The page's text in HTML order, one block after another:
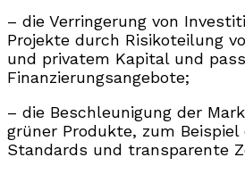
– die Verringerung von
Projekte durch Risikoteilung
und privatem Kapital und
Finanzierungsangebote;
– die Beschleunigung der
grüner Produkte, zum
Standards und transparente